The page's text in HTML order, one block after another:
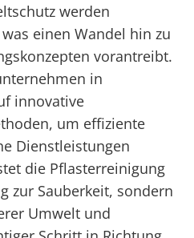
werden
einen Wandel hin zu
vorantreibt.
in
innovative
um effiziente
Dienstleistungen
die Pflasterreinigung
zur Sauberkeit, sondern
Umwelt und